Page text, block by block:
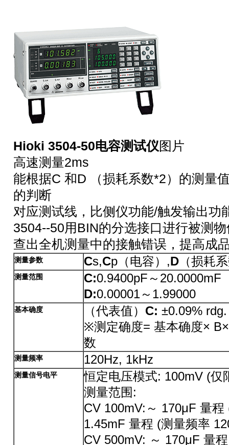
Hioki 3504-50电容测试仪图片
高速测量2ms
能根据C 和D （损耗系数*2）的测量
的判断
对应测试线，比侧仪功能/触发输出功
3504--50用BIN的分选接口进行被测
查出全机测量中的接触错误，提高成
测量参数 Cs,Cp（电容）,D （损耗
测量范围 C:0.9400pF～20.0000mF
D:0.00001～1.99000
基本确度 （代表值） C: ±0.09%
※测定确度= 基本确度×
数
测量频率 120Hz, 1kHz
测量信号电平
恒定电压模式: 100mV (仅
测量范围:
CV 100mV:～ 170μF 量
1.45mF 量程 (测量频率
CV 500mV: ～ 170μF 量